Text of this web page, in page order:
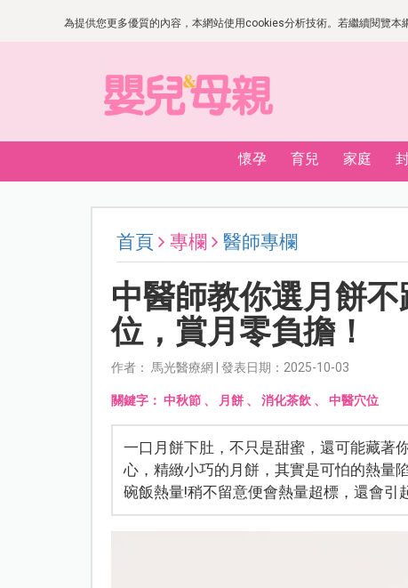
為提供您更多優質的內容，本網站使用cookies分析技術。若繼續閱覽
懷孕 育兒 家庭
首頁 專欄 醫師專欄
中醫師教你選月餅
位，賞月零負擔！
作者： 馬光醫療網 | 發表日期：2025-10-03
關鍵字： 中秋節、 月餅、 消化茶飲、 中醫穴位
一口月餅下肚，不只是甜蜜，還可能藏著
心，精緻小巧的月餅，其實是可怕的熱量
碗飯熱量!稍不留意便會熱量超標，還會引